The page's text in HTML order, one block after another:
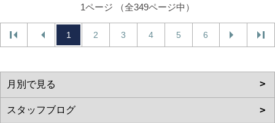
1ページ （全349ページ中）
1 2 3 4 5 6